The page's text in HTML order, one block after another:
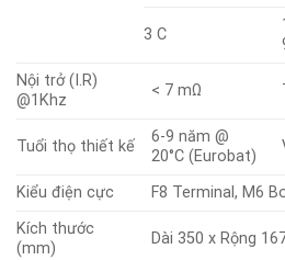
3 C
Nội trở (I.R)
@1Khz
< 7 mΩ
Tuổi thọ thiết kế
6-9 năm @
20°C (Eurobat)
Kiểu điện cực
F8 Terminal, M6
Kích thước
(mm)
Dài 350 x Rộng